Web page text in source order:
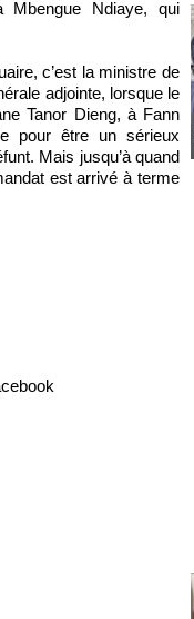
Mbengue Ndiaye, qui
c’est la ministre de
adjointe, lorsque le
Tanor Dieng, à Fann
pour être un sérieux
Mais jusqu’à quand
est arrivé à terme